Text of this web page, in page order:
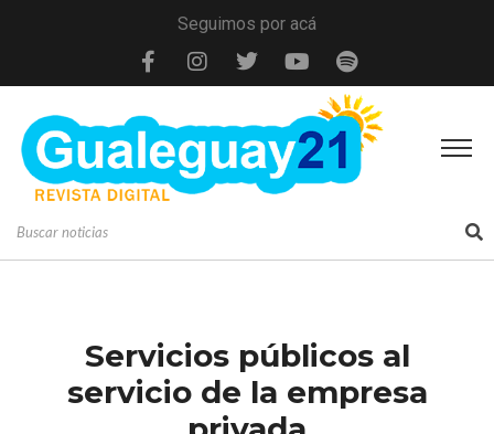
Seguimos por acá
Servicios públicos al
servicio de la empresa